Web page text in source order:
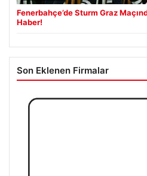
Fenerbahçe’de Sturm Graz
Haber!
Son Eklenen Firmalar